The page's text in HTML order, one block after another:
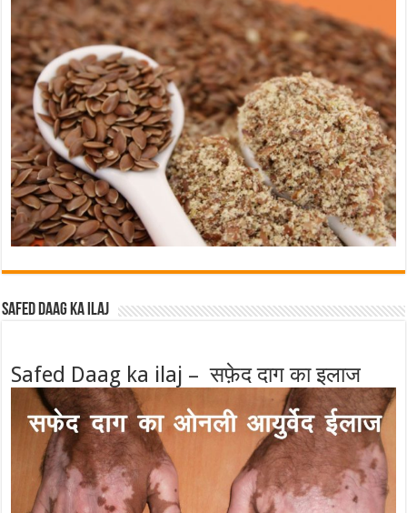
Safed Daag ka ilaj
Safed Daag ka ilaj – सफ़ेद दाग का इलाज